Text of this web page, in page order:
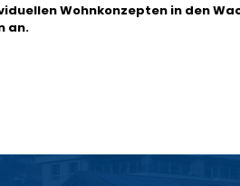
Wohnkonzepten in den
an.